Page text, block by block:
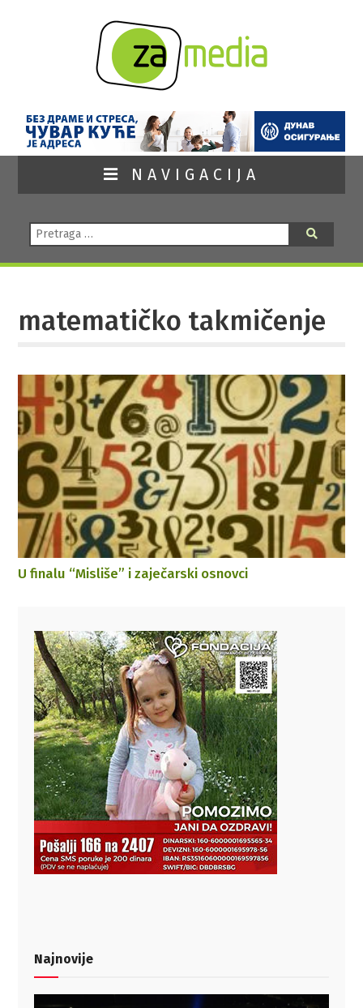
NAVIGACIJA
Pretraga:
matematičko takmičenje
U finalu “Misliše” i zaječarski osnovci
Najnovije